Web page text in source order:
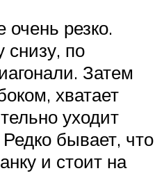
резко.
снизу, по
Затем
хватает
уходит
бывает, что
и стоит на